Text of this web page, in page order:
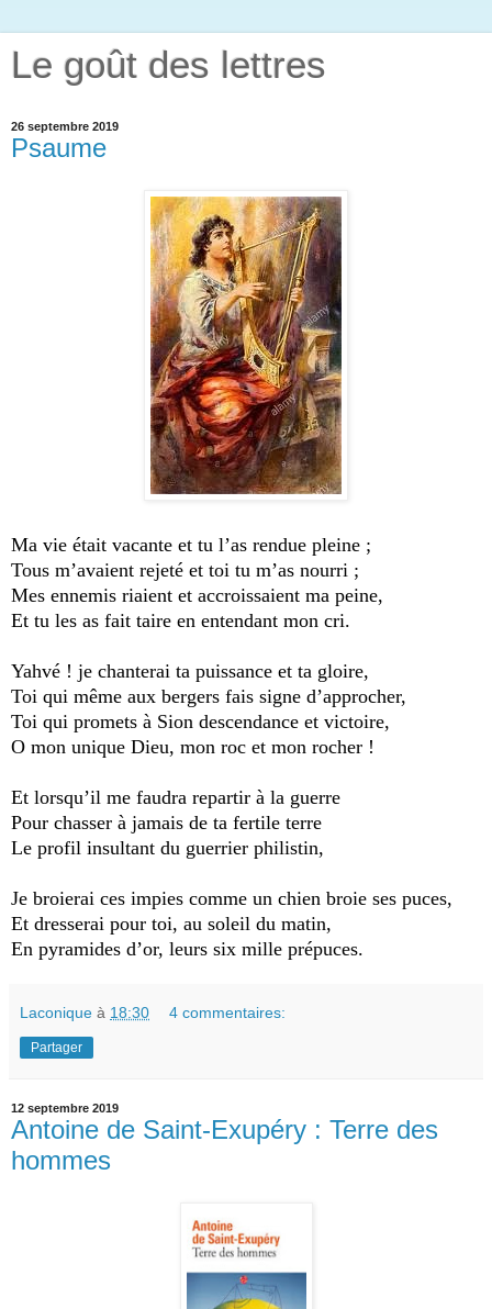
Le goût des lettres
26 septembre 2019
Psaume
Ma vie était vacante et tu l’as rendue pleine ;
Tous m’avaient rejeté et toi tu m’as nourri ;
Mes ennemis riaient et accroissaient ma peine,
Et tu les as fait taire en entendant mon cri.
Yahvé ! je chanterai ta puissance et ta gloire,
Toi qui même aux bergers fais signe d’approcher,
Toi qui promets à Sion descendance et victoire,
O mon unique Dieu, mon roc et mon rocher !
Et lorsqu’il me faudra repartir à la guerre
Pour chasser à jamais de ta fertile terre
Le profil insultant du guerrier philistin,
Je broierai ces impies comme un chien broie ses puces,
Et dresserai pour toi, au soleil du matin,
En pyramides d’or, leurs six mille prépuces.
Laconique à 18:30 4 commentaires:
Partager
12 septembre 2019
Antoine de Saint-Exupéry : Terre des
hommes